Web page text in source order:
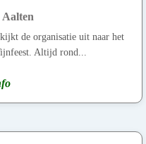
de organisatie uit naar het
Altijd rond...